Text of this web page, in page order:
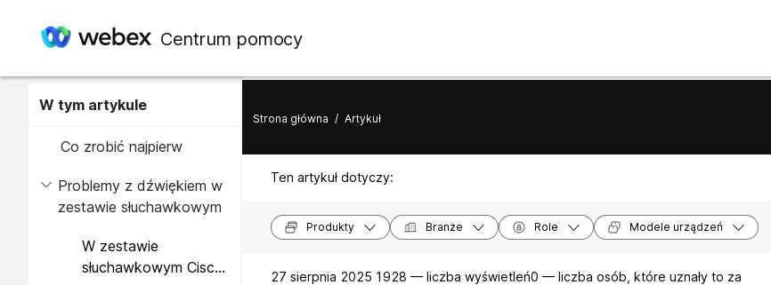
Centrum pomocy
W tym artykule
Co zrobić najpierw
Problemy z dźwiękiem w
zestawie słuchawkowym
W zestawie
słuchawkowym Cisco
Strona główna / Artykuł
Ten artykuł dotyczy:
Produkty Branże Role Modele urządzeń
27 sierpnia 2025 1928 — liczba wyświetleń0 — liczba osób, które uznały to za